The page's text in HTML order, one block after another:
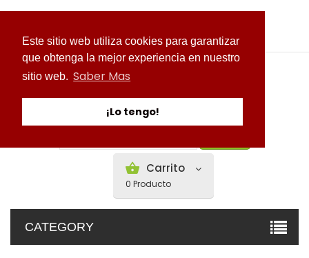
Este sitio web utiliza cookies para garantizar
que obtenga la mejor experiencia en nuestro
sitio web. Saber Mas
¡Lo tengo!
Carrito
0 Producto
CATEGORY